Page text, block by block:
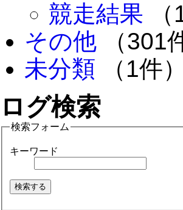
競走結果 （
その他 （301
未分類 （1件）
ログ検索
検索フォーム
キーワード